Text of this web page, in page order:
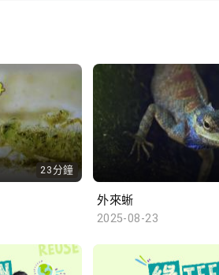
23分鐘
外來蜥
2025-08-23